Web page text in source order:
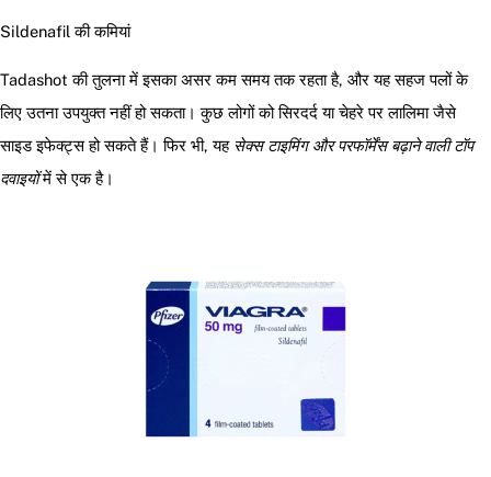
Sildenafil की कमियां
Tadashot की तुलना में इसका असर कम समय तक रहता है, और यह सहज पलों के
लिए उतना उपयुक्त नहीं हो सकता। कुछ लोगों को सिरदर्द या चेहरे पर लालिमा जैसे
साइड इफेक्ट्स हो सकते हैं। फिर भी, यह सेक्स टाइमिंग और परफॉर्मेंस बढ़ाने वाली टॉप
दवाइयोंमें से एक है।